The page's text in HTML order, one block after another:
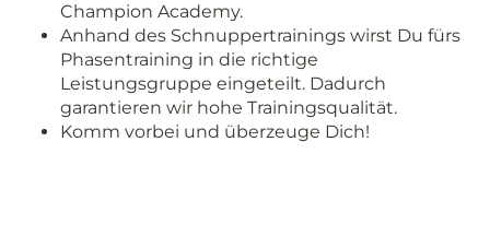
Champion Academy.
Anhand des Schnuppertrainings wirst Du fürs
Phasentraining in die richtige
Leistungsgruppe eingeteilt. Dadurch
garantieren wir hohe Trainingsqualität.
Komm vorbei und überzeuge Dich!